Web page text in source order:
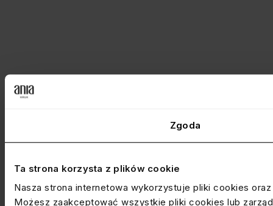
Zgoda
Ta strona korzysta z plików cookie
Nasza strona internetowa wykorzystuje pliki cookies
Możesz zaakceptować wszystkie pliki cookies lub